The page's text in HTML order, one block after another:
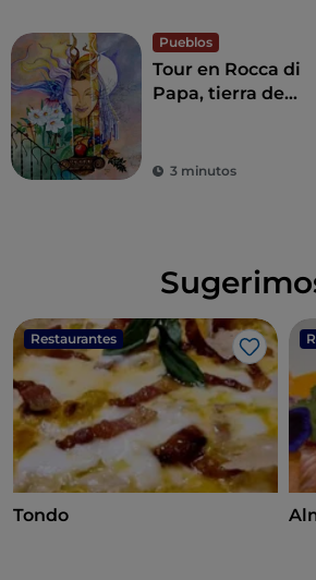
Pueblos
Tour en Rocca di
Papa, tierra de
3 minutos
Restaurantes
Me
Tondo